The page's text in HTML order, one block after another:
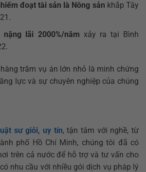
đoạt tài sản là Nông sản khắp Tây
lãi 2000%/năm xảy ra tại Bình
2.
trăm vụ án lớn nhỏ là minh chứng
lực và sự chuyên nghiệp của chúng
sư giỏi, uy tín, tận tâm với nghề, từ
phố Hồ Chí Minh, chúng tôi đã có
trên cả nước để hỗ trợ và tư vấn cho
nhu cầu với nhiều gói dịch vụ pháp lý